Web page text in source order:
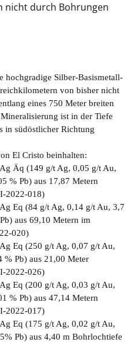
nicht durch Bohrungen
hochgradige Silber-Basismetall-
von bisher nicht
eines 750 Meter breiten
ist in der Tiefe
in südöstlicher Richtung
El Cristo beinhalten:
Äq (149 g/t Ag, 0,05 g/t Au,
% Pb) aus 17,87 Metern
2022-018)
Eq (84 g/t Ag, 0,14 g/t Au, 3,7
aus 69,10 Metern im
020)
Eq (250 g/t Ag, 0,07 g/t Au,
% Pb) aus 21,00 Meter
2022-026)
Eq (200 g/t Ag, 0,03 g/t Au,
% Pb) aus 47,14 Metern
2022-017)
Eq (175 g/t Ag, 0,02 g/t Au,
Pb) aus 4,40 m Bohrlochtiefe